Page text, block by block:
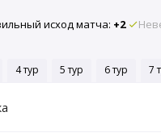
исход матча: +2
4 тур 5 тур 6 тур 7